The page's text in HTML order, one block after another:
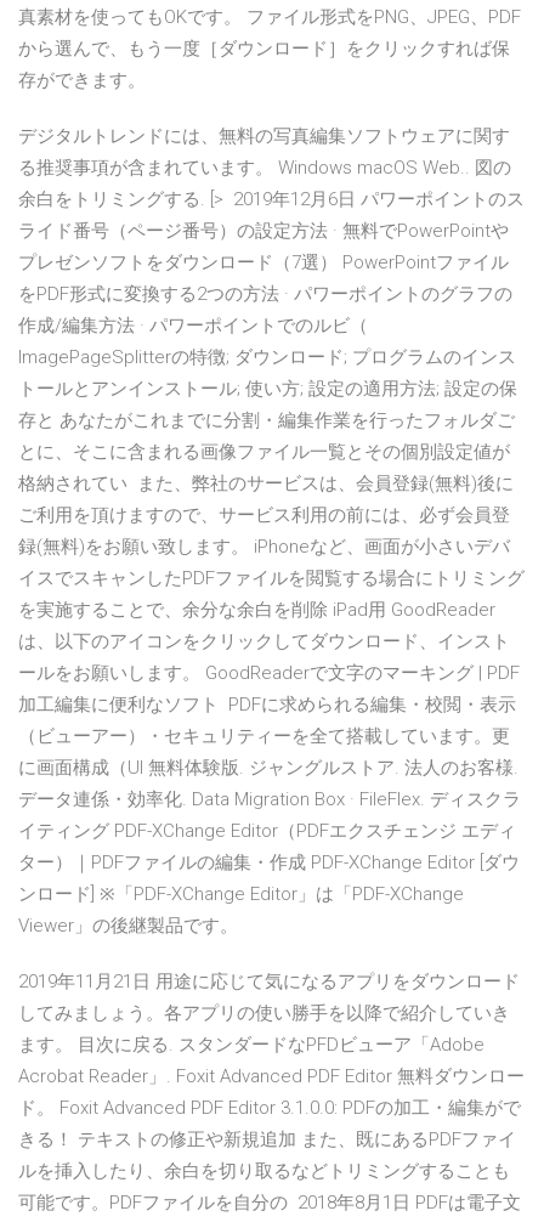
真素材を使ってもOKです。 ファイル形式をPNG、JPEG、PDF
から選んで、もう一度［ダウンロード］をクリックすれば保
存ができます。
デジタルトレンドには、無料の写真編集ソフトウェアに関す
る推奨事項が含まれています。 Windows macOS Web.. 図の
余白をトリミングする. [> 2019年12月6日 パワーポイントのス
ライド番号（ページ番号）の設定方法 · 無料でPowerPointや
プレゼンソフトをダウンロード（7選） PowerPointファイル
をPDF形式に変換する2つの方法 · パワーポイントのグラフの
作成/編集方法 · パワーポイントでのルビ（
ImagePageSplitterの特徴; ダウンロード; プログラムのインス
トールとアンインストール; 使い方; 設定の適用方法; 設定の保
存と あなたがこれまでに分割・編集作業を行ったフォルダご
とに、そこに含まれる画像ファイル一覧とその個別設定値が
格納されてい また、弊社のサービスは、会員登録(無料)後に
ご利用を頂けますので、サービス利用の前には、必ず会員登
録(無料)をお願い致します。 iPhoneなど、画面が小さいデバ
イスでスキャンしたPDFファイルを閲覧する場合にトリミング
を実施することで、余分な余白を削除 iPad用 GoodReader
は、以下のアイコンをクリックしてダウンロード、インスト
ールをお願いします。 GoodReaderで文字のマーキング | PDF
加工編集に便利なソフト PDFに求められる編集・校閲・表示
（ビューアー）・セキュリティーを全て搭載しています。更
に画面構成（UI 無料体験版. ジャングルストア. 法人のお客様.
データ連係・効率化. Data Migration Box · FileFlex. ディスクラ
イティング PDF-XChange Editor（PDFエクスチェンジ エディ
ター）｜PDFファイルの編集・作成 PDF-XChange Editor [ダウ
ンロード] ※「PDF-XChange Editor」は「PDF-XChange
Viewer」の後継製品です。
2019年11月21日 用途に応じて気になるアプリをダウンロード
してみましょう。各アプリの使い勝手を以降で紹介していき
ます。 目次に戻る. スタンダードなPFDビューア「Adobe
Acrobat Reader」. Foxit Advanced PDF Editor 無料ダウンロー
ド。 Foxit Advanced PDF Editor 3.1.0.0: PDFの加工・編集がで
きる！ テキストの修正や新規追加 また、既にあるPDFファイ
ルを挿入したり、余白を切り取るなどトリミングすることも
可能です。PDFファイルを自分の 2018年8月1日 PDFは電子文